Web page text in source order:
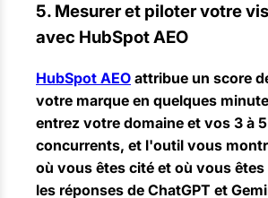
5. Mesurer et piloter votre
avec HubSpot AEO
HubSpot AEO attribue un score
votre marque en quelques
entrez votre domaine et vos 3 à
concurrents, et l'outil vous
où vous êtes cité et où vous
les réponses de ChatGPT et